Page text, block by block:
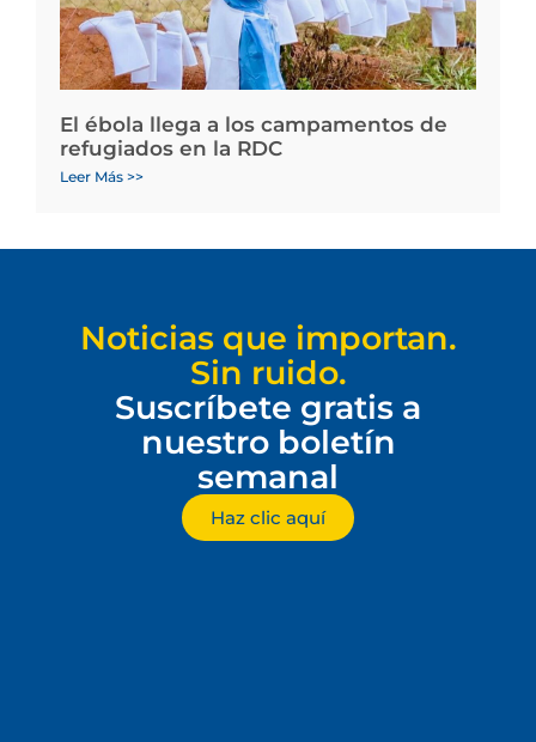
El ébola llega a los campamentos de
refugiados en la RDC
Leer Más >>
Noticias que importan.
Sin ruido.
Suscríbete gratis a
nuestro boletín
semanal
Haz clic aquí